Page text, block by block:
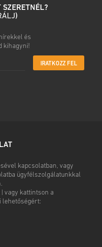
SZERETNÉL?
)
és
kihagyni!
IRATKOZZ FEL
kapcsolatban, vagy
ügyfélszolgálatunkkal
| vagy kattintson a
lehetőségért: